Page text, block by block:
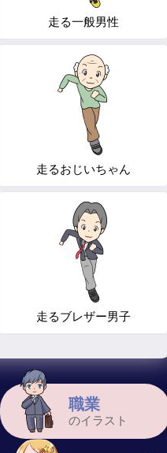
職業
のイラスト
走る一般男性
走るおじいちゃん
走るブレザー男子